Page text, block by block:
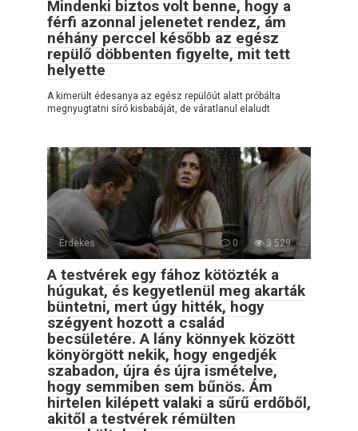
Mindenki biztos volt benne, hogy a
férfi azonnal jelenetet rendez, ám
néhány perccel később az egész
repülő döbbenten figyelte, mit tett
helyette
A kimerült édesanya az egész repülőút alatt próbálta
megnyugtatni síró kisbabáját, de váratlanul elaludt
Érdekes 0 3 529
A testvérek egy fához kötözték a
húgukat, és kegyetlenül meg akarták
büntetni, mert úgy hitték, hogy
szégyent hozott a család
becsületére. A lány könnyek között
könyörgött nekik, hogy engedjék
szabadon, újra és újra ismételve,
hogy semmiben sem bűnös. Ám
hirtelen kilépett valaki a sűrű erdőből,
akitől a testvérek rémülten